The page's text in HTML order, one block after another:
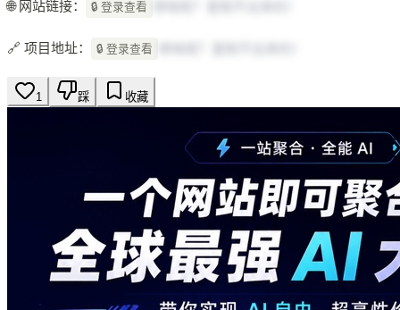
🌐 网站链接： 🔒 登录查看
🔗 项目地址： 🔒 登录查看
1 踩 收藏